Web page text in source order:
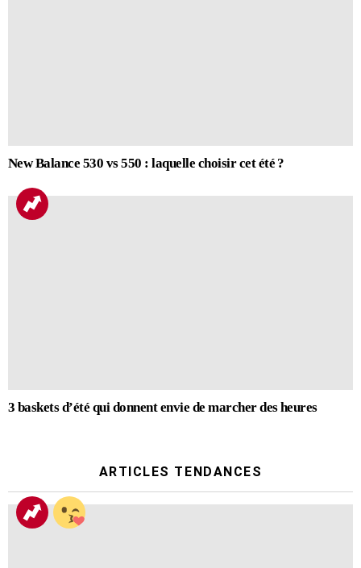
New Balance 530 vs 550 : laquelle choisir cet été ?
3 baskets d’été qui donnent envie de marcher des heures
ARTICLES TENDANCES